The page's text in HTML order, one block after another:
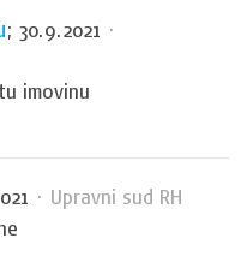
; 30.9.2021 ·
imovinu
· Upravni sud RH